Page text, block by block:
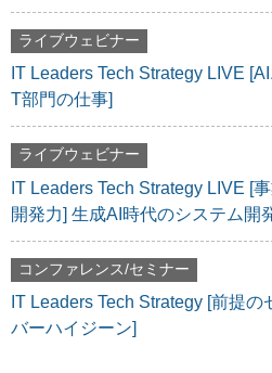
ライブウェビナー
IT Leaders Tech Strategy LIVE
T部門の仕事]
ライブウェビナー
IT Leaders Tech Strategy LIVE [
開発力] 生成AI時代のシステム開
コンファレンス/セミナー
IT Leaders Tech Strategy [前提
バーハイジーン]